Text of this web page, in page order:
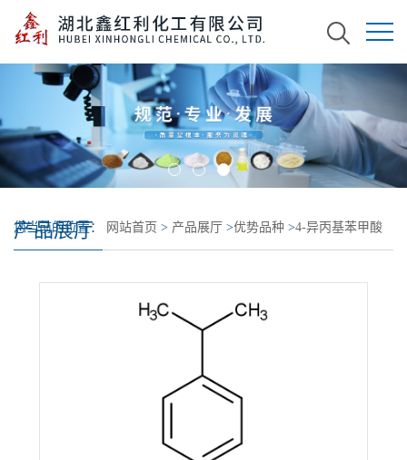
产品展厅
您当前的位置： 网站首页 > 产品展厅 >优势品种 >4-异丙基苯甲酸